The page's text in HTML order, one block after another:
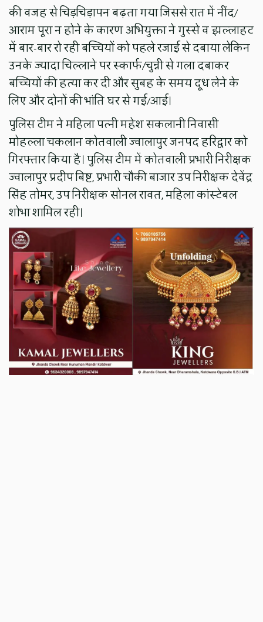
की वजह से चिड़चिड़ापन बढ़ता गया जिससे रात में नींद/
आराम पूरा न होने के कारण अभियुक्ता ने गुस्से व झल्लाहट
में बार-बार रो रही बच्चियों को पहले रजाई से दबाया लेकिन
उनके ज्यादा चिल्लाने पर स्कार्फ/चुन्नी से गला दबाकर
बच्चियों की हत्या कर दी और सुबह के समय दूध लेने के
लिए और दोनों की भांति घर से गई/आई।
पुलिस टीम ने महिला पत्नी महेश सकलानी निवासी
मोहल्ला चकलान कोतवाली ज्वालापुर जनपद हरिद्वार को
गिरफ्तार किया है। पुलिस टीम में कोतवाली प्रभारी निरीक्षक
ज्वालापुर प्रदीप बिष्ट, प्रभारी चौकी बाजार उप निरीक्षक देवेंद्र
सिंह तोमर, उप निरीक्षक सोनल रावत, महिला कांस्टेबल
शोभा शामिल रही।